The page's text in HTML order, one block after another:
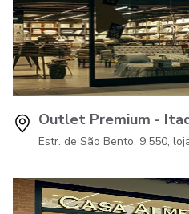
Outlet Premium -
Estr. de São Bento, 9.550,